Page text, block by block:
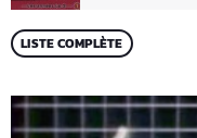
LISTE COMPLÈTE